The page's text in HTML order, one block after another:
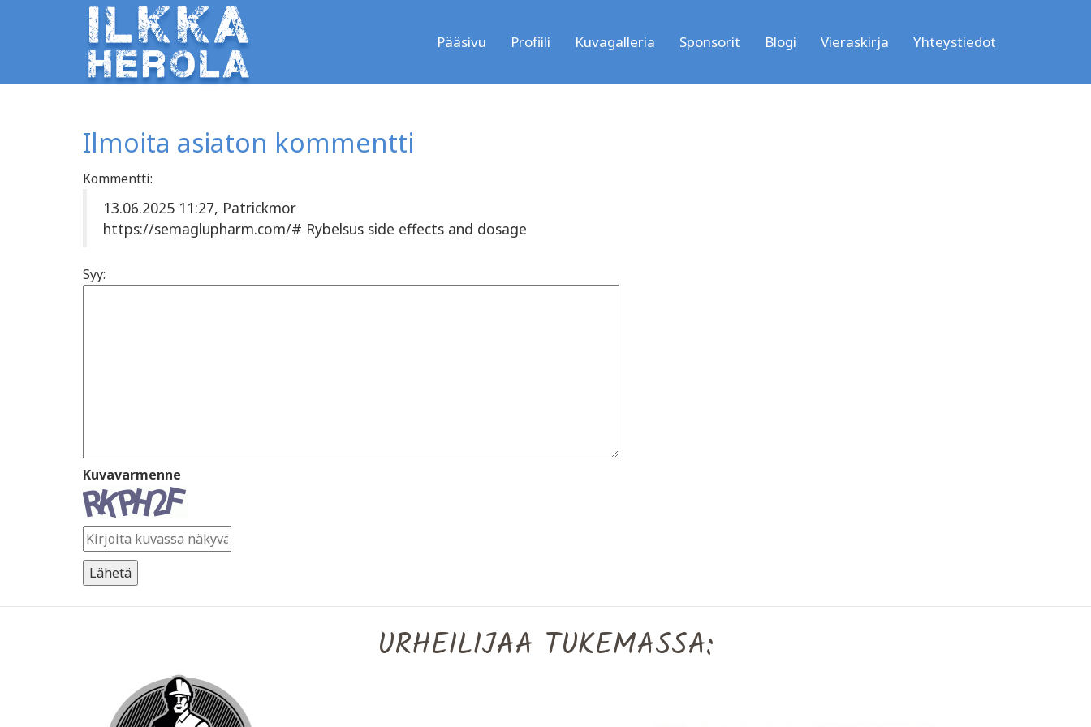
Pääsivu Profiili Kuvagalleria Sponsorit Blogi Vieraskirja Yhteystiedot
Ilmoita asiaton kommentti
Kommentti:
13.06.2025 11:27, Patrickmor
https://semaglupharm.com/# Rybelsus side effects and dosage
Syy:
Kuvavarmenne
URHEILIJAA TUKEMASSA: